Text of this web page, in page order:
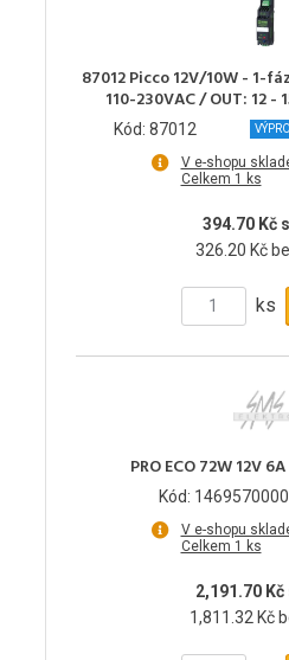
87012 Picco 12V/10W - 1-
110-230VAC / OUT: 12 -
Kód: 87012
V e-shopu
Celkem 1 ks
394.70 Kč
326.20 Kč
ks
PRO ECO 72W 12V
Kód: 1469570000
V e-shopu
Celkem 1 ks
2,191.70 Kč
1,811.32 Kč